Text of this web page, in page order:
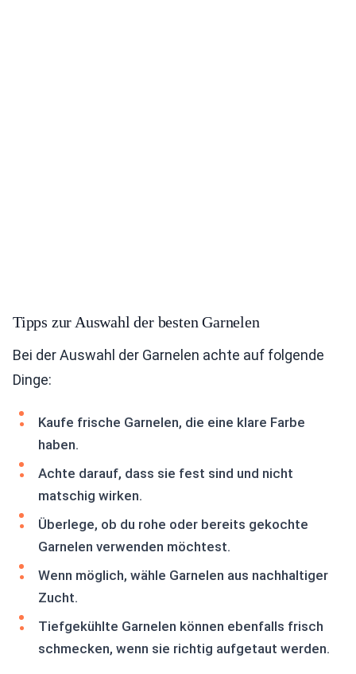
Tipps zur Auswahl der besten Garnelen
Bei der Auswahl der Garnelen achte auf folgende
Dinge:
Kaufe frische Garnelen, die eine klare Farbe
haben.
Achte darauf, dass sie fest sind und nicht
matschig wirken.
Überlege, ob du rohe oder bereits gekochte
Garnelen verwenden möchtest.
Wenn möglich, wähle Garnelen aus nachhaltiger
Zucht.
Tiefgekühlte Garnelen können ebenfalls frisch
schmecken, wenn sie richtig aufgetaut werden.